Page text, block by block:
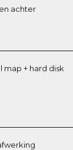
achter
map + hard disk